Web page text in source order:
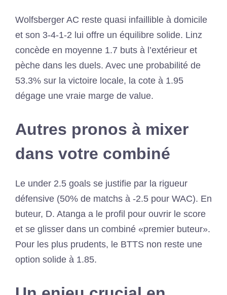
Wolfsberger AC reste quasi infaillible à domicile
et son 3-4-1-2 lui offre un équilibre solide. Linz
concède en moyenne 1.7 buts à l’extérieur et
pèche dans les duels. Avec une probabilité de
53.3% sur la victoire locale, la cote à 1.95
dégage une vraie marge de value.
Autres pronos à mixer
dans votre combiné
Le under 2.5 goals se justifie par la rigueur
défensive (50% de matchs à -2.5 pour WAC). En
buteur, D. Atanga a le profil pour ouvrir le score
et se glisser dans un combiné «premier buteur».
Pour les plus prudents, le BTTS non reste une
option solide à 1.85.